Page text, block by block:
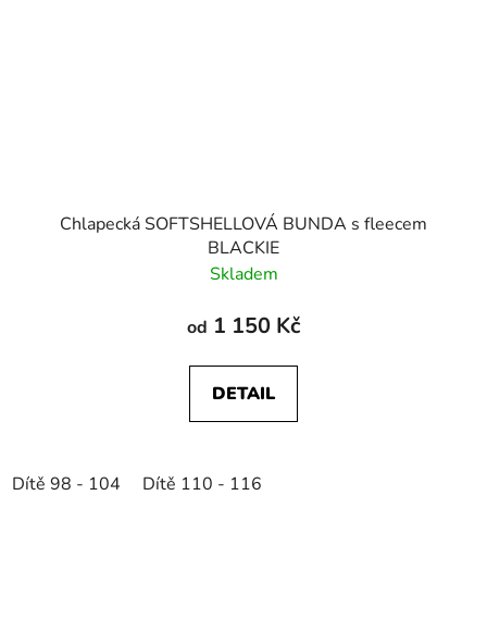
Chlapecká SOFTSHELLOVÁ BUNDA s fleecem
BLACKIE
Skladem
od 1 150 Kč
DETAIL
Dítě 98 - 104 Dítě 110 - 116